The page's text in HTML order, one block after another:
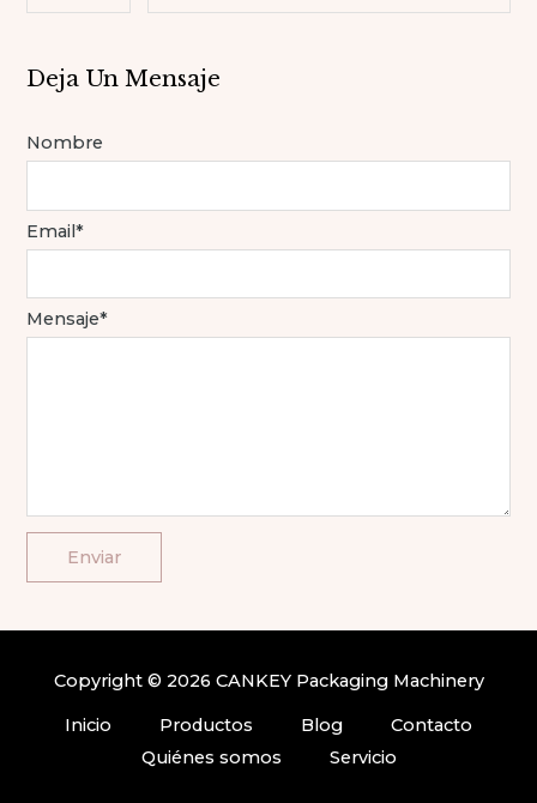
Deja Un Mensaje
Nombre
Email*
Mensaje*
Copyright © 2026 CANKEY Packaging Machinery
Inicio Productos Blog
Contacto
Quiénes somos
Servicio